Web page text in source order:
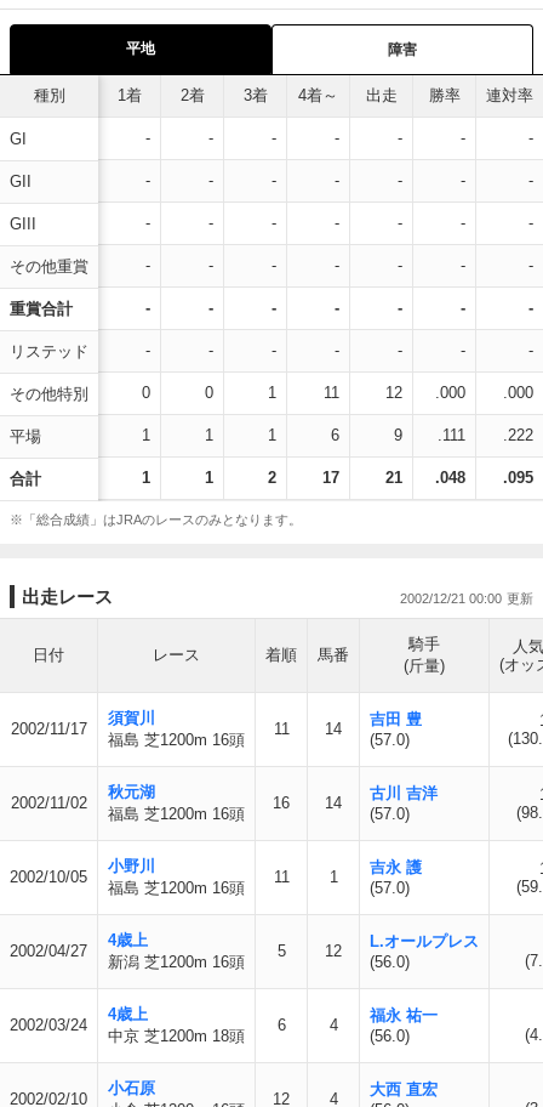
平地 障害
種別
GI
GII
GIII
その他重賞
重賞合計
リステッド
その他特別
平場
合計
1着 2着 3着 4着～ 出走 勝率 連対率
- - - - - - -
- - - - - - -
- - - - - - -
- - - - - - -
- - - - - - -
- - - - - - -
0 0 1 11 12 .000 .000
1 1 1 6 9 .111 .222
1 1 2 17 21 .048 .095
※「総合成績」はJRAのレースのみとなります。
出走レース 2002/12/21 00:00
日付 レース 着順 馬番
騎手
(斤量)
人気
(オッ
2002/11/17
須賀川
福島 芝1200m 16頭
11 14
吉田 豊
(57.0)
2002/11/02
秋元湖
福島 芝1200m 16頭
16 14
古川 吉洋
(57.0)
2002/10/05
小野川
福島 芝1200m 16頭
11 1
吉永 護
(57.0)
2002/04/27
4歳上
新潟 芝1200m 16頭
5 12
L.オールプレス
(56.0)
2002/03/24
4歳上
中京 芝1200m 18頭
6 4
福永 祐一
(56.0)
2002/02/10
小石原
12 4
大西 直宏